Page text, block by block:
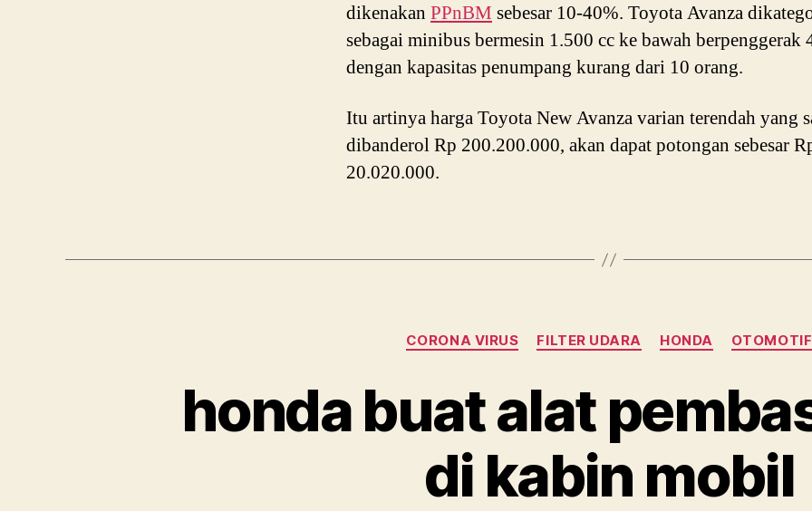
dikenakan PPnBM sebesar 10-40%. Toyota Avanza
sebagai minibus bermesin 1.500 cc ke bawah berpenggerak
dengan kapasitas penumpang kurang dari 10 orang.
Itu artinya harga Toyota New Avanza varian terendah yang
dibanderol Rp 200.200.000, akan dapat potongan sebesar
20.020.000.
Categories
CORONA VIRUS FILTER UDARA HONDA OTOMOTIF
honda buat alat
di kabin mobil